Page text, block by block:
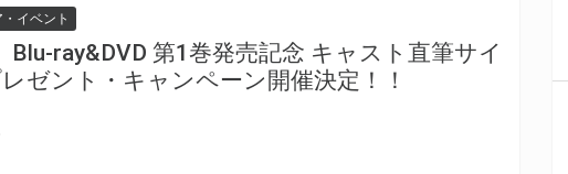
イベント
Blu-ray&DVD 第1巻発売記念 キャスト直筆サイ
ゼント・キャンペーン開催決定！！